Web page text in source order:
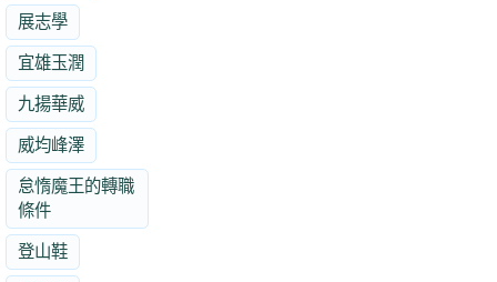
展志學
宜雄玉潤
九揚華威
威均峰澤
怠惰魔王的轉職
條件
登山鞋